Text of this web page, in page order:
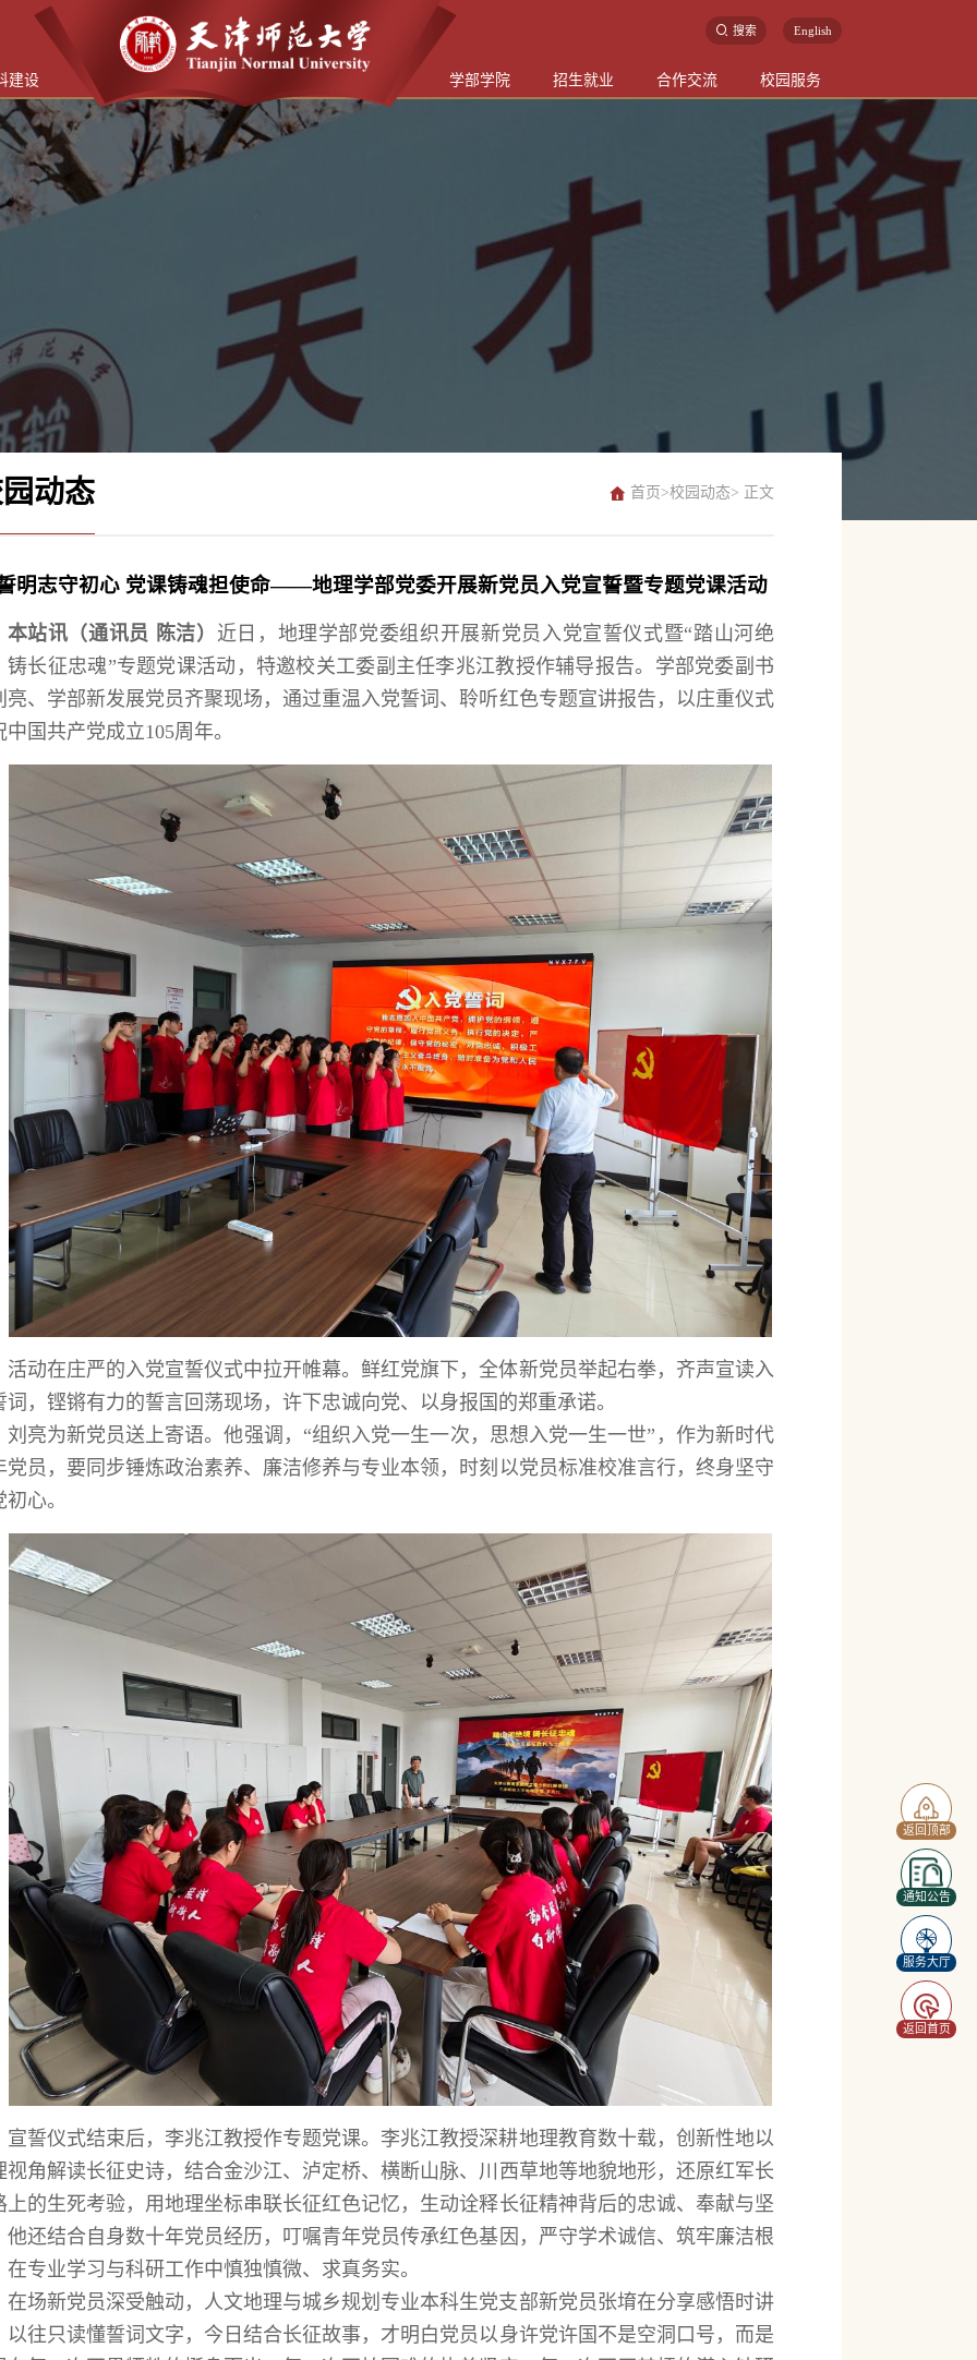
搜索 English
建设 学部学院 招生就业 合作交流 校园服务
返回顶部
通知公告
服务大厅
返回首页
动态 首页 >校园动态> 正文
明志守初心 党课铸魂担使命——地理学部党委开展新党员入党宣誓暨专题党课活动
本站讯（通讯员 陈洁） 近日，地理学部党委组织开展新党员入党宣誓仪式暨“踏山河绝
铸长征忠魂”专题党课活动，特邀校关工委副主任李兆江教授作辅导报告。学部党委副书
亮、学部新发展党员齐聚现场，通过重温入党誓词、聆听红色专题宣讲报告，以庄重仪式
中国共产党成立105周年。
活动在庄严的入党宣誓仪式中拉开帷幕。鲜红党旗下，全体新党员举起右拳，齐声宣读入
词，铿锵有力的誓言回荡现场，许下忠诚向党、以身报国的郑重承诺。
刘亮为新党员送上寄语。他强调，“组织入党一生一次，思想入党一生一世”，作为新时代
党员，要同步锤炼政治素养、廉洁修养与专业本领，时刻以党员标准校准言行，终身坚守
心。
宣誓仪式结束后，李兆江教授作专题党课。李兆江教授深耕地理教育数十载，创新性地以
视角解读长征史诗，结合金沙江、泸定桥、横断山脉、川西草地等地貌地形，还原红军长
上的生死考验，用地理坐标串联长征红色记忆，生动诠释长征精神背后的忠诚、奉献与坚
他还结合自身数十年党员经历，叮嘱青年党员传承红色基因，严守学术诚信、筑牢廉洁根
在专业学习与科研工作中慎独慎微、求真务实。
在场新党员深受触动，人文地理与城乡规划专业本科生党支部新党员张堉在分享感悟时讲
以往只读懂誓词文字，今日结合长征故事，才明白党员以身许党许国不是空洞口号，而是